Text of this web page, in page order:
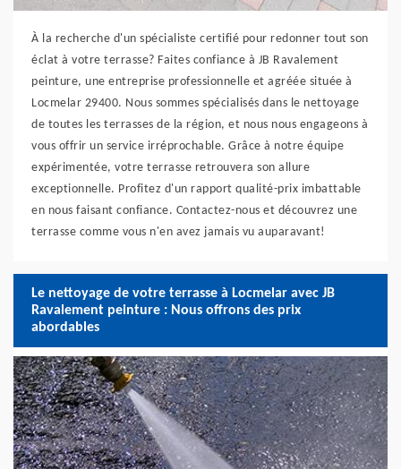
À la recherche d'un spécialiste certifié pour redonner tout son
éclat à votre terrasse? Faites confiance à JB Ravalement
peinture, une entreprise professionnelle et agréée située à
Locmelar 29400. Nous sommes spécialisés dans le nettoyage
de toutes les terrasses de la région, et nous nous engageons à
vous offrir un service irréprochable. Grâce à notre équipe
expérimentée, votre terrasse retrouvera son allure
exceptionnelle. Profitez d'un rapport qualité-prix imbattable
en nous faisant confiance. Contactez-nous et découvrez une
terrasse comme vous n'en avez jamais vu auparavant!
Le nettoyage de votre terrasse à Locmelar avec JB
Ravalement peinture : Nous offrons des prix
abordables